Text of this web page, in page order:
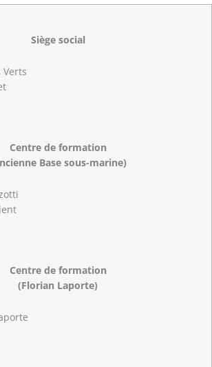
Siège social
Verts
Centre de formation
Base sous-marine)
Centre de formation
(Florian Laporte)